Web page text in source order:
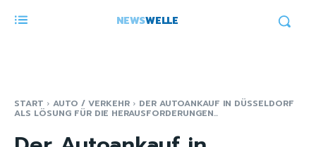
NEWSWELLE
START AUTO / VERKEHR DER AUTOANKAUF IN DÜSSELDORF
ALS LÖSUNG FÜR DIE HERAUSFORDERUNGEN...